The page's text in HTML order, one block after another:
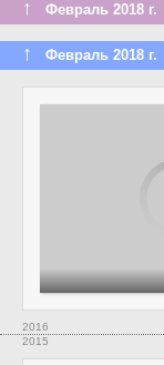
↑ Февраль 2018 г.
↑ Февраль 2018 г.
2016
2015